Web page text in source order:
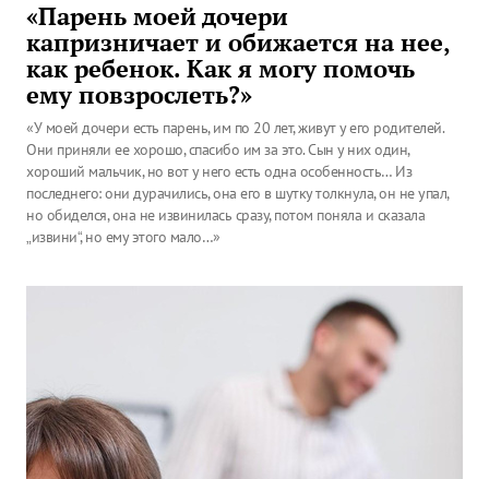
«Парень моей дочери
капризничает и обижается на нее,
как ребенок. Как я могу помочь
ему повзрослеть?»
«У моей дочери есть парень, им по 20 лет, живут у его родителей.
Они приняли ее хорошо, спасибо им за это. Сын у них один,
хороший мальчик, но вот у него есть одна особенность… Из
последнего: они дурачились, она его в шутку толкнула, он не упал,
но обиделся, она не извинилась сразу, потом поняла и сказала
„извини“, но ему этого мало…»